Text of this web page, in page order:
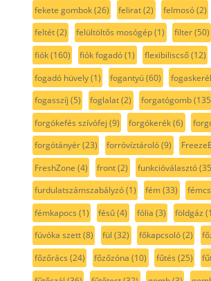
fekete gombok(26) felirat(2) felmosó(2)
feltét(2) felültöltős mosógép(1) filter(50)
fiók(160) fiók fogadó(1) flexibiliscső(12)
fogadó hüvely(1) fogantyú(60)
fogasszíj (5) foglalat(2) forgatógomb
forgókefés szívófej (9) forgókerék(6)
forgótányér(23) forróvíztároló(9)
FreshZone (4) front(2) funkcióválasztó
furdulatszámszabályzó(1) fém(33)
fémkapocs (1) fésű(4) fólia (3) földgáz
fúvóka szett(8) fül (32) főkapcsoló(2)
főzőrács (24) főzőzóna (10) fűtés (25)